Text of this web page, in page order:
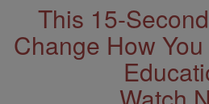
This 15-
Change How